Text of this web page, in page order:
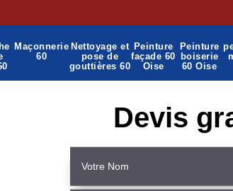
Maçonnerie
60
Nettoyage et
pose de
gouttières 60
Peinture
façade 60
Oise
Peinture
boiserie
60 Oise
Devis